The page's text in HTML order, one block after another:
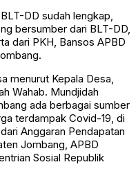
DD sudah lengkap,
bersumber dari BLT-DD,
dari PKH, Bansos APBD
menurut Kepala Desa,
Wahab. Mundjidah
ada berbagai sumber
terdampak Covid-19, di
Anggaran Pendapatan
Jombang, APBD
Sosial Republik